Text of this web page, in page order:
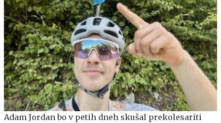
Adam Jordan bo v petih dneh skušal prekolesariti